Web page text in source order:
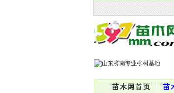
苗木网首页 苗